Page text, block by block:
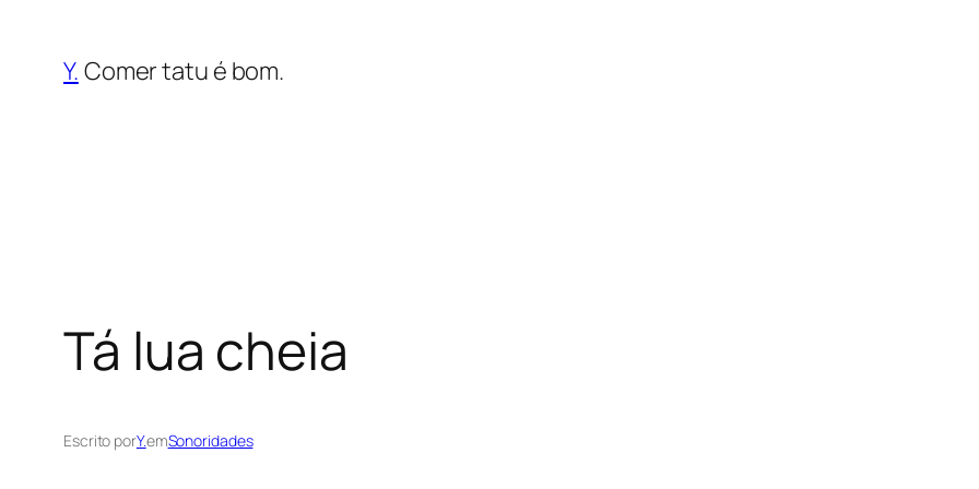
Y. Comer tatu é bom.
Tá lua cheia
Escrito porY.emSonoridades